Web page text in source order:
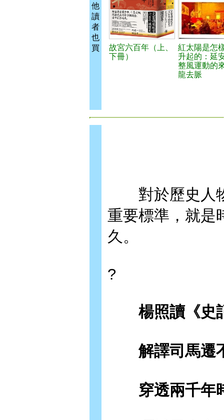
他
讀
者
也
買
故宮六百年（上、
下冊）
紅太陽是怎
升起的：延
整風運動的
龍去脈
對於歷史人物
重要標準，就是
久。
?
楊照讀《史記
解譯司馬遷
穿透兩千年